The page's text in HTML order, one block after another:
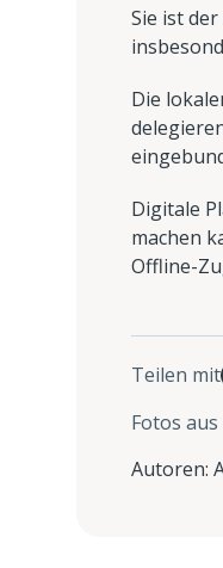
Sie ist
Die
Digitale
machen
Offline-
Teilen mit
Fotos
Autoren: